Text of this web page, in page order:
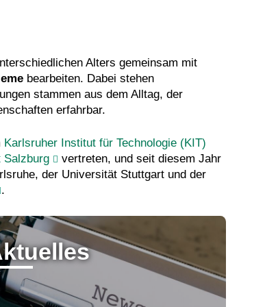
Alters gemeinsam mit
bearbeiten. Dabei stehen
stammen aus dem Alltag, der
erfahrbar.
Karlsruher Institut für Technologie (KIT)
Salzburg
vertreten, und seit diesem Jahr
der Universität Stuttgart und der
.